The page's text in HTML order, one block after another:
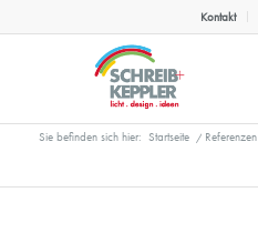
Kontakt
Sie befinden sich hier: Startseite / Referenzen